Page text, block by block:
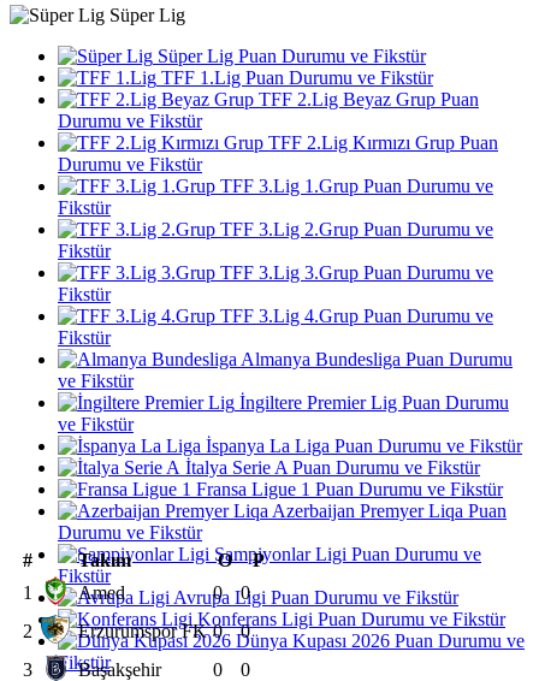
Süper Lig
Süper Lig Puan Durumu ve Fikstür
TFF 1.Lig Puan Durumu ve Fikstür
TFF 2.Lig Beyaz Grup Puan
Durumu ve Fikstür
TFF 2.Lig Kırmızı Grup Puan
Durumu ve Fikstür
TFF 3.Lig 1.Grup Puan Durumu ve
Fikstür
TFF 3.Lig 2.Grup Puan Durumu ve
Fikstür
TFF 3.Lig 3.Grup Puan Durumu ve
Fikstür
TFF 3.Lig 4.Grup Puan Durumu ve
Fikstür
Almanya Bundesliga Puan Durumu
ve Fikstür
İngiltere Premier Lig Puan Durumu
ve Fikstür
İspanya La Liga Puan Durumu ve Fikstür
İtalya Serie A Puan Durumu ve Fikstür
Fransa Ligue 1 Puan Durumu ve Fikstür
Azerbaijan Premyer Liqa Puan
Durumu ve Fikstür
Şampiyonlar Ligi Puan Durumu ve
Fikstür
Avrupa Ligi Puan Durumu ve Fikstür
Konferans Ligi Puan Durumu ve Fikstür
Dünya Kupası 2026 Puan Durumu ve
Fikstür
# Takım O
P
1
Amed 0
0
2
Erzurumspor FK 0
0
3
Başakşehir 0
0